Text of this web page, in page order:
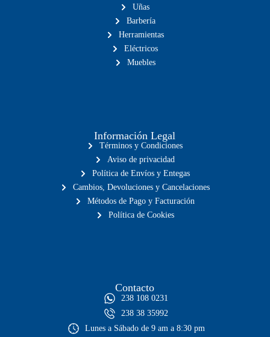
Uñas
Barbería
Herramientas
Eléctricos
Muebles
Información Legal
Términos y Condiciones
Aviso de privacidad
Política de Envíos y Entegas
Cambios, Devoluciones y Cancelaciones
Métodos de Pago y Facturación
Política de Cookies
Contacto
238 108 0231
238 38 35992
Lunes a Sábado de 9 am a 8:30 pm